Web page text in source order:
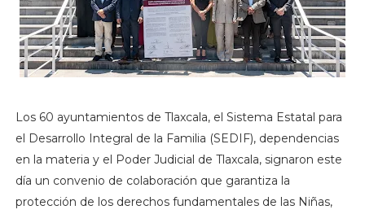
Los 60 ayuntamientos de Tlaxcala, el Sistema Estatal para
el Desarrollo Integral de la Familia (SEDIF), dependencias
en la materia y el Poder Judicial de Tlaxcala, signaron este
día un convenio de colaboración que garantiza la
protección de los derechos fundamentales de las Niñas,